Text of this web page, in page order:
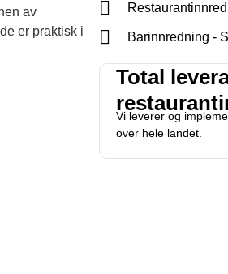
av
er praktisk i
Barinnredning -
Total
Vi leverer og
over hele landet.